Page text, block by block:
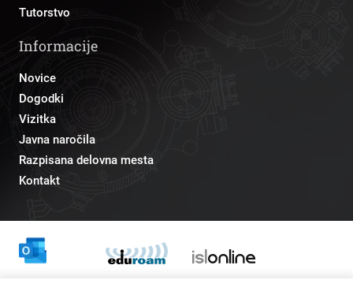
Tutorstvo
Informacije
Novice
Dogodki
Vizitka
Javna naročila
Razpisana delovna mesta
Kontakt